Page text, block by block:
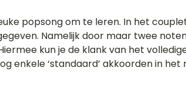
popsong om te leren. In het
Namelijk door maar twee
kun je de klank van het
enkele ‘standaard’ akkoorden in het